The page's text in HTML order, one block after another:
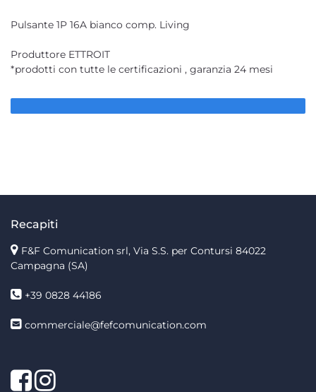
Pulsante 1P 16A bianco comp. Living
Produttore ETTROIT
*prodotti con tutte le certificazioni , garanzia 24 mesi
Recapiti
F&F Comunication srl, Via S.S. per Contursi 84022
Campagna (SA)
+39 0828 44186
commerciale@fefcomunication.com
Facebook
Twitter